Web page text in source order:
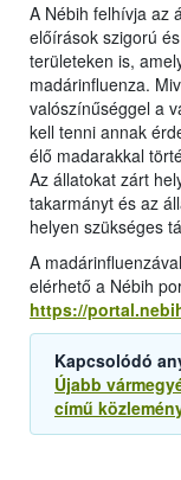
A Nébih felhívja az
előírások szigorú
területeken is,
madárinfluenza.
valószínűséggel a
kell tenni annak
élő madarakkal
Az állatokat zárt
takarmányt és az
helyen szükséges
A
elérhető a Nébih
https://
Kapcsolódó
Újabb
című